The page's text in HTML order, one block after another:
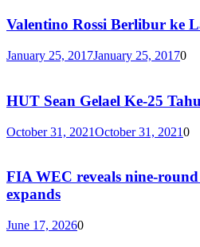
Valentino Rossi Berlibur ke
January 25, 2017January 25, 20170
HUT Sean Gelael Ke-25
October 31, 2021October 31, 20210
FIA WEC reveals nine-round
expands
June 17, 20260